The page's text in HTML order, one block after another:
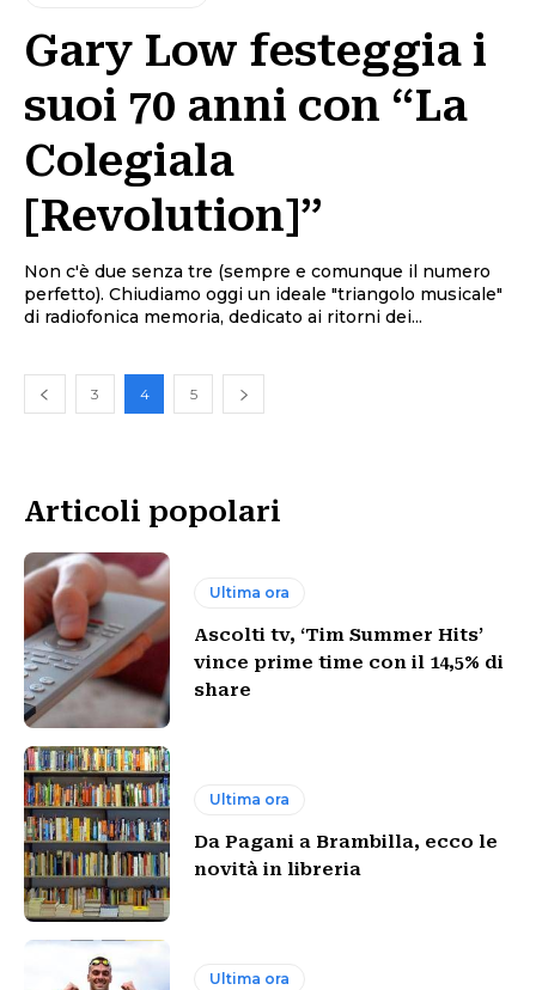
Gary Low festeggia i
suoi 70 anni con “La
Colegiala
[Revolution]”
Non c'è due senza tre (sempre e comunque il numero
perfetto). Chiudiamo oggi un ideale "triangolo musicale"
di radiofonica memoria, dedicato ai ritorni dei...
3 4 5
Articoli popolari
Ultima ora
Ascolti tv, ‘Tim Summer Hits’
vince prime time con il 14,5% di
share
Ultima ora
Da Pagani a Brambilla, ecco le
novità in libreria
Ultima ora